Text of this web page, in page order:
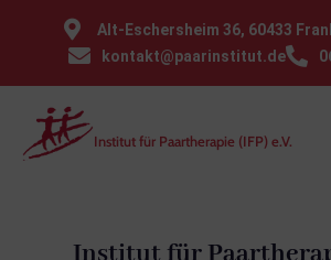
⁠Alt-Eschersheim 36, 60433
kontakt@paarinstitut.de
Institut für Paartherapie (IFP) e.V.